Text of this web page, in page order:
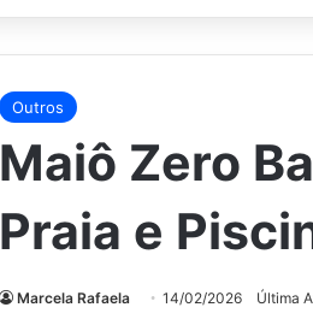
Outros
Maiô Zero
Praia e
Marcela Rafaela 14/02/2026 Última